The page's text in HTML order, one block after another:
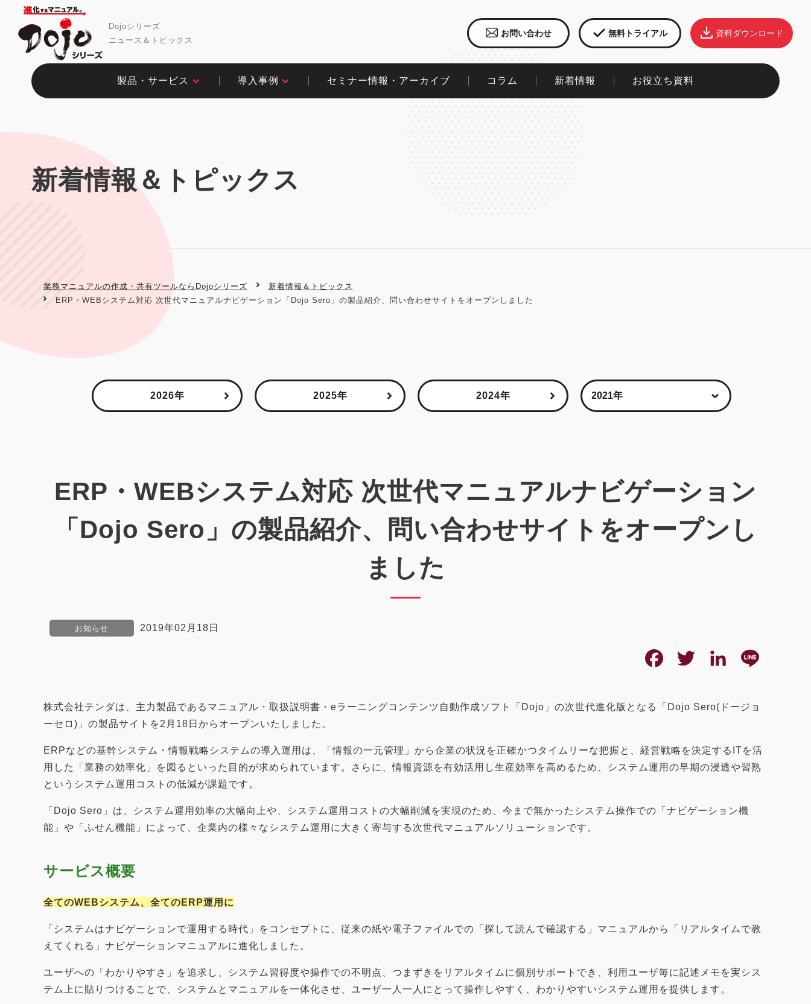
Dojoシリーズ
ニュース＆トピックス
お問い合わせ 無料トライアル 資料ダウンロード
製品・サービス​ 導入事例​ セミナー情報・アーカイブ コラム​ 新着情報​ お役立ち資料​
新着情報＆トピックス
業務マニュアルの作成・共有ツールならDojoシリーズ
新着情報＆トピックス
ERP・WEBシステム対応 次世代マニュアルナビゲーション「Dojo Sero」の製品紹介、問い合わせサイトをオープンしました
2026年 2025年 2024年
ERP・WEBシステム対応 次世代マニュアルナビゲーション
「Dojo Sero」の製品紹介、問い合わせサイトをオープンし
ました
お知らせ 2019年02月18日
c
b
i
t
n
e
株式会社テンダは、主力製品であるマニュアル・取扱説明書・eラーニングコンテンツ自動作成ソフト「Dojo」の次世代進化版となる「Dojo Sero(ドージョ
ーセロ)」の製品サイトを2月18日からオープンいたしました。
ERPなどの基幹システム・情報戦略システムの導入運用は、「情報の一元管理」から企業の状況を正確かつタイムリーな把握と、経営戦略を決定するITを活
用した「業務の効率化」を図るといった目的が求められています。さらに、情報資源を有効活用し生産効率を高めるため、システム運用の早期の浸透や習熟
というシステム運用コストの低減が課題です。
「Dojo Sero」は、システム運用効率の大幅向上や、システム運用コストの大幅削減を実現のため、今まで無かったシステム操作での「ナビゲーション機
能」や「ふせん機能」によって、企業内の様々なシステム運用に大きく寄与する次世代マニュアルソリューションです。
サービス概要
全てのWEBシステム、全てのERP運用に
「システムはナビゲーションで運用する時代」をコンセプトに、従来の紙や電子ファイルでの「探して読んで確認する」マニュアルから「リアルタイムで教
えてくれる」ナビゲーションマニュアルに進化しました。
ユーザへの「わかりやすさ」を追求し、システム習得度や操作での不明点、つまずきをリアルタイムに個別サポートでき、利用ユーザ毎に記述メモを実シス
テム上に貼りつけることで、システムとマニュアルを一体化させ、ユーザ一人一人にとって操作しやすく、わかりやすいシステム運用を提供します。